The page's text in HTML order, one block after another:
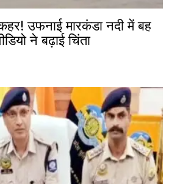
उफनाई मारकंडा नदी में बह
ने बढ़ाई चिंता